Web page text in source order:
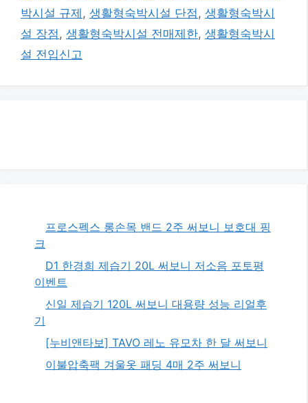
박시설 규제 , 생활형숙박시설 단점 , 생활형숙박시
설 장점 , 생활형숙박시설 전매제한, 생활형숙박시
설 전입신고
프로스펙스 롱손목 밴드 2주 써보니 보호대 핑
크
D1 한경희 제습기 20L 써보니 저소음 포토평
이벤트
신일 제습기 120L 써보니 대용량 성능 리얼후
기
[누비앤타보] TAVO 레노 유모차 한 달 써보니
이불압축팩 겨울옷 패딩 4매 2주 써보니